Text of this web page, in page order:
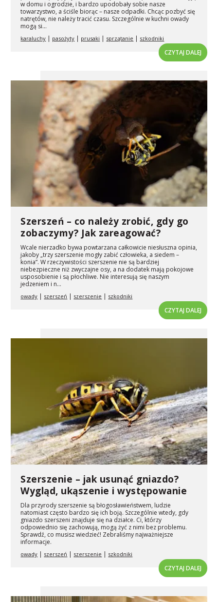
w domu i ogrodzie, i bardzo upodobały sobie nasze
towarzystwo, a ściśle biorąc – nasze odpadki. Chcąc pozbyć się
natrętów, nie należy tracić czasu. Szczególnie w kuchni owady
mogą si...
karaluchy | pasożyty | prusaki | sprzątanie | szkodniki
CZYTAJ DALEJ
Szerszeń – co należy zrobić, gdy go
zobaczymy? Jak zareagować?
Wcale nierzadko bywa powtarzana całkowicie niesłuszna opinia,
jakoby „trzy szerszenie mogły zabić człowieka, a siedem –
konia”. W rzeczywistości szerszenie nie są bardziej
niebezpieczne niż zwyczajne osy, a na dodatek mają pokojowe
usposobienie i są płochliwe. Nie interesują się naszym
jedzeniem i n...
owady | szerszeń | szerszenie | szkodniki
CZYTAJ DALEJ
Szerszenie – jak usunąć gniazdo?
Wygląd, ukąszenie i występowanie
Dla przyrody szerszenie są błogosławieństwem, ludzie
natomiast często bardzo się ich boją. Szczególnie wtedy, gdy
gniazdo szerszeni znajduje się na działce. Ci, którzy
odpowiednio się zachowują, mogą żyć z nimi bez problemu.
Sprawdź, co musisz wiedzieć! Zebraliśmy najważniejsze
informacje.
owady | szerszeń | szerszenie | szkodniki
CZYTAJ DALEJ